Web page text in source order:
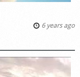
6 years ago